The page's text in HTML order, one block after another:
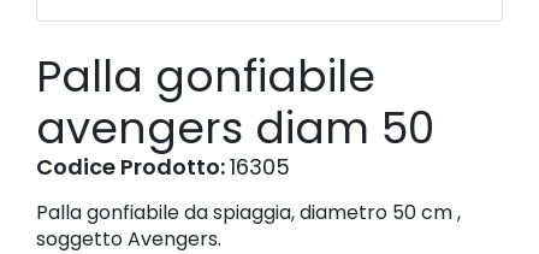
Palla gonfiabile
avengers diam 50
Codice Prodotto:16305
Palla gonfiabile da spiaggia, diametro 50 cm ,
soggetto Avengers.